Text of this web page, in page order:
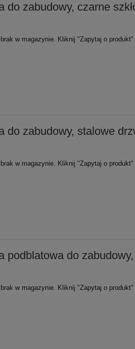
do zabudowy, czarne
brak w magazynie. Kliknij "Zapytaj o
do zabudowy, stalowe
brak w magazynie. Kliknij "Zapytaj o
podblatowa do
brak w magazynie. Kliknij "Zapytaj o